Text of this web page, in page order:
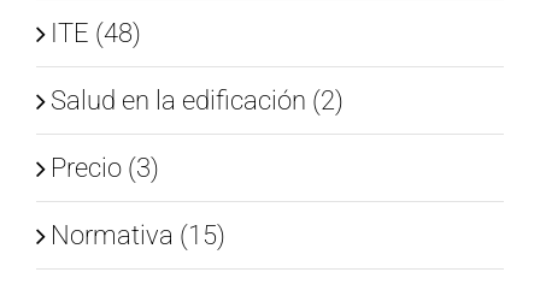
ITE (48)
Salud en la edificación (2)
Precio (3)
Normativa (15)